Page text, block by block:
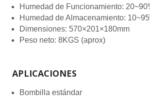
Humedad de Funcionamiento:
Humedad de Almacenamiento:
Dimensiones: 570×201×180mm
Peso neto: 8KGS (aprox)
APLICACIONES
Bombilla estándar